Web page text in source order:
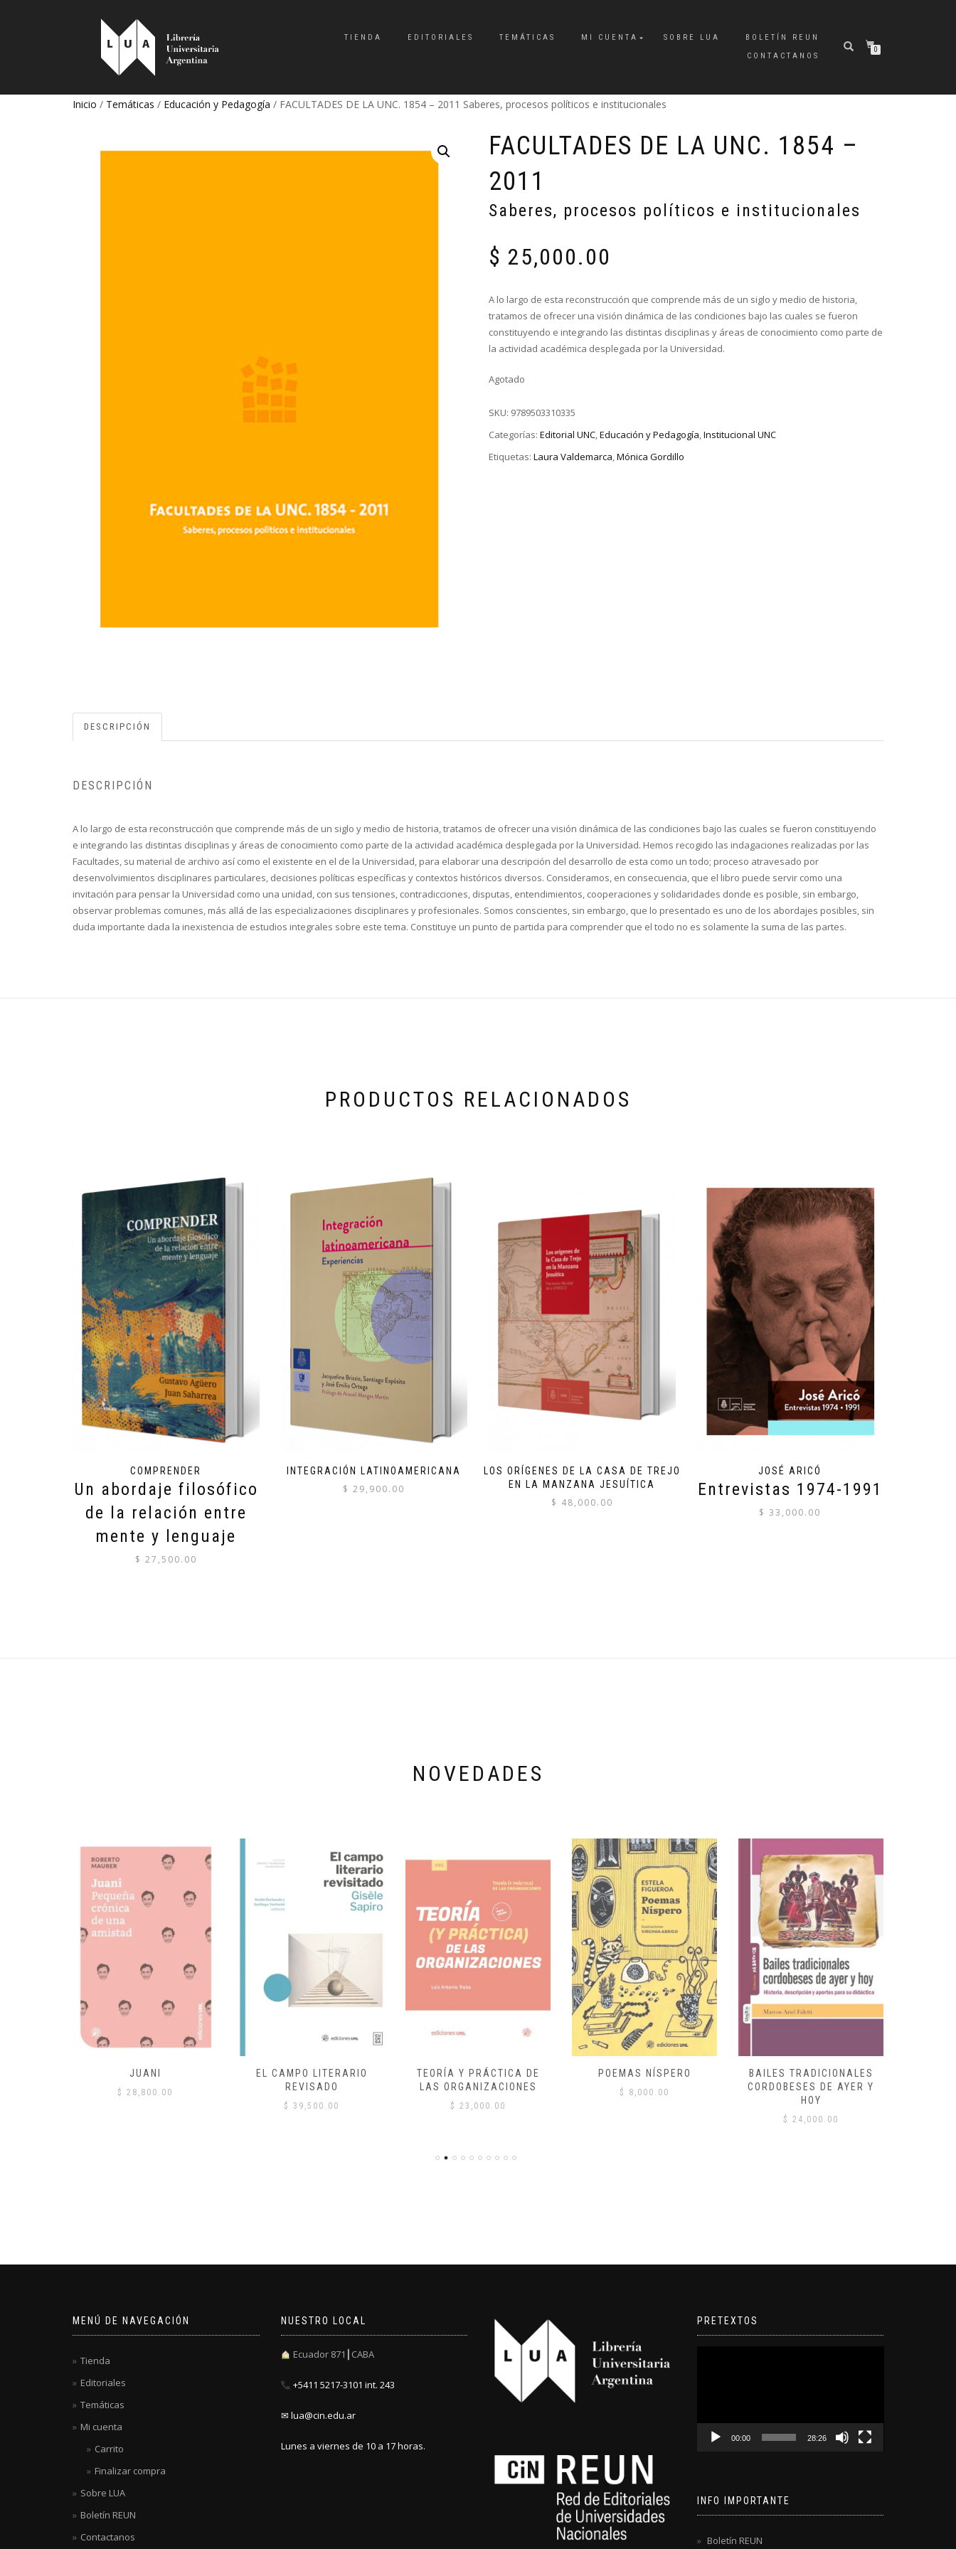
TIENDA EDITORIALES TEMÁTICAS MI CUENTA SOBRE LUA
BOLETÍN REUN
CONTACTANOS
0
Inicio / Temáticas / Educación y Pedagogía / FACULTADES DE LA UNC. 1854 – 2011 Saberes, procesos políticos e institucionales
FACULTADES DE LA UNC. 1854 –
2011
Saberes, procesos políticos e institucionales
$ 25,000.00
A lo largo de esta reconstrucción que comprende más de un siglo y medio de historia,
tratamos de ofrecer una visión dinámica de las condiciones bajo las cuales se fueron
constituyendo e integrando las distintas disciplinas y áreas de conocimiento como parte de
la actividad académica desplegada por la Universidad.
Agotado
SKU: 9789503310335
Categorías: Editorial UNC,Educación y Pedagogía,Institucional UNC
Etiquetas: Laura Valdemarca,Mónica Gordillo
DESCRIPCIÓN
DESCRIPCIÓN
A lo largo de esta reconstrucción que comprende más de un siglo y medio de historia, tratamos de ofrecer una visión dinámica de las condiciones bajo las cuales se fueron constituyendo
e integrando las distintas disciplinas y áreas de conocimiento como parte de la actividad académica desplegada por la Universidad. Hemos recogido las indagaciones realizadas por las
Facultades, su material de archivo así como el existente en el de la Universidad, para elaborar una descripción del desarrollo de esta como un todo; proceso atravesado por
desenvolvimientos disciplinares particulares, decisiones políticas específicas y contextos históricos diversos. Consideramos, en consecuencia, que el libro puede servir como una
invitación para pensar la Universidad como una unidad, con sus tensiones, contradicciones, disputas, entendimientos, cooperaciones y solidaridades donde es posible, sin embargo,
observar problemas comunes, más allá de las especializaciones disciplinares y profesionales. Somos conscientes, sin embargo, que lo presentado es uno de los abordajes posibles, sin
duda importante dada la inexistencia de estudios integrales sobre este tema. Constituye un punto de partida para comprender que el todo no es solamente la suma de las partes.
PRODUCTOS RELACIONADOS
COMPRENDER
Un abordaje filosófico
de la relación entre
mente y lenguaje
$ 27,500.00
INTEGRACIÓN LATINOAMERICANA
$ 29,900.00
LOS ORÍGENES DE LA CASA DE TREJO
EN LA MANZANA JESUÍTICA
$ 48,000.00
JOSÉ ARICÓ
Entrevistas 1974-1991
$ 33,000.00
NOVEDADES
JUANI
$ 28,800.00
EL CAMPO LITERARIO
REVISADO
$ 39,500.00
TEORÍA Y PRÁCTICA DE
LAS ORGANIZACIONES
$ 23,000.00
POEMAS NÍSPERO
$ 8,000.00
BAILES TRADICIONALES
CORDOBESES DE AYER Y
HOY
$ 24,000.00
MENÚ DE NAVEGACIÓN
Tienda
Editoriales
Temáticas
Mi cuenta
Carrito
Finalizar compra
Sobre LUA
Boletín REUN
Contactanos
NUESTRO LOCAL
Ecuador 871┃CABA
+5411 5217-3101 int. 243
✉ lua@cin.edu.ar
Lunes a viernes de 10 a 17 horas.
PRETEXTOS
00:00 28:26
INFO IMPORTANTE
Boletín REUN